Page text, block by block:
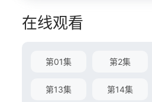
在线观看
第01集 第2集
第13集 第14集